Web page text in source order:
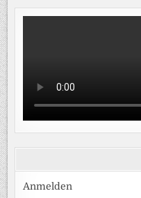
Anmelden